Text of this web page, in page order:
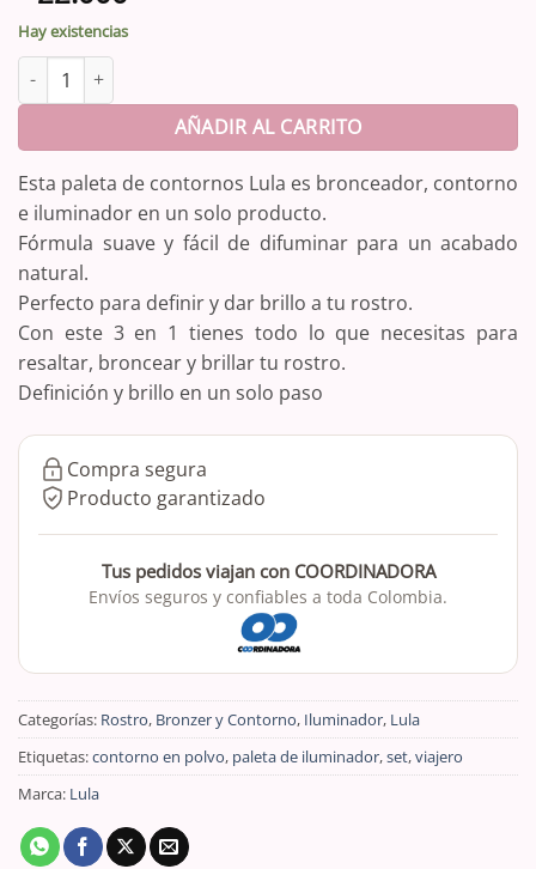
Hay existencias
Paleta de Contornos Lula cantidad
AÑADIR AL CARRITO
Esta paleta de contornos Lula es bronceador, contorno
e iluminador en un solo producto.
Fórmula suave y fácil de difuminar para un acabado
natural.
Perfecto para definir y dar brillo a tu rostro.
Con este 3 en 1 tienes todo lo que necesitas para
resaltar, broncear y brillar tu rostro.
Definición y brillo en un solo paso
Compra segura
Producto garantizado
Tus pedidos viajan con COORDINADORA
Envíos seguros y confiables a toda Colombia.
Categorías: Rostro, Bronzer y Contorno, Iluminador, Lula
Etiquetas:contorno en polvo, paleta de iluminador,set,viajero
Marca: Lula